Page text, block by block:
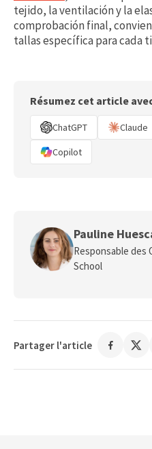
tejido, la ventilación y la
comprobación final,
tallas específica para cada
Résumez cet article
ChatGPT Claude
Copilot
Pauline
Responsable des
School
Partager l'article